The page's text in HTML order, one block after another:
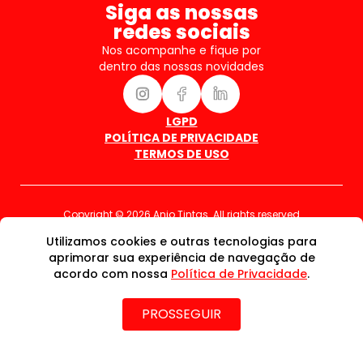
Siga as nossas
redes sociais
Nos acompanhe e fique por
dentro das nossas novidades
LGPD
POLÍTICA DE PRIVACIDADE
TERMOS DE USO
Copyright © 2026 Anjo Tintas. All rights reserved
Utilizamos cookies e outras tecnologias para
aprimorar sua experiência de navegação de
acordo com nossa Política de Privacidade.
PROSSEGUIR